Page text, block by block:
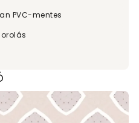
PVC-mentes